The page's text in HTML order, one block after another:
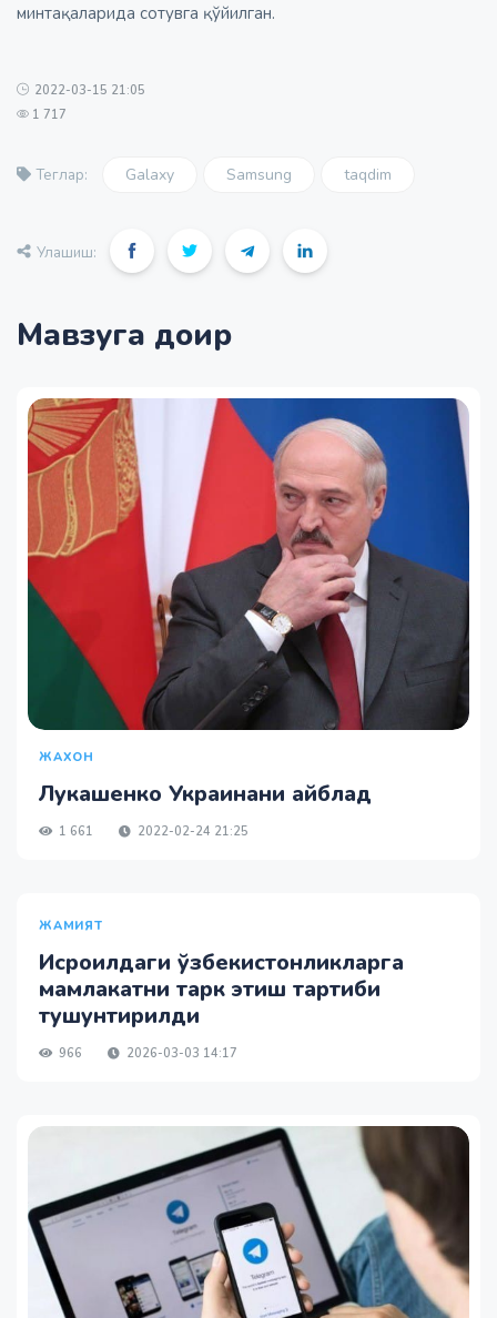
минтақаларида сотувга қўйилган.
2022-03-15 21:05
1 717
Теглар: Galaxy Samsung taqdim
Улашиш:
Мавзуга доир
ЖАХОН
Лукашенко Украинани айблад
1 661 2022-02-24 21:25
ЖАМИЯТ
Исроилдаги ўзбекистонликларга
мамлакатни тарк этиш тартиби
тушунтирилди
966 2026-03-03 14:17